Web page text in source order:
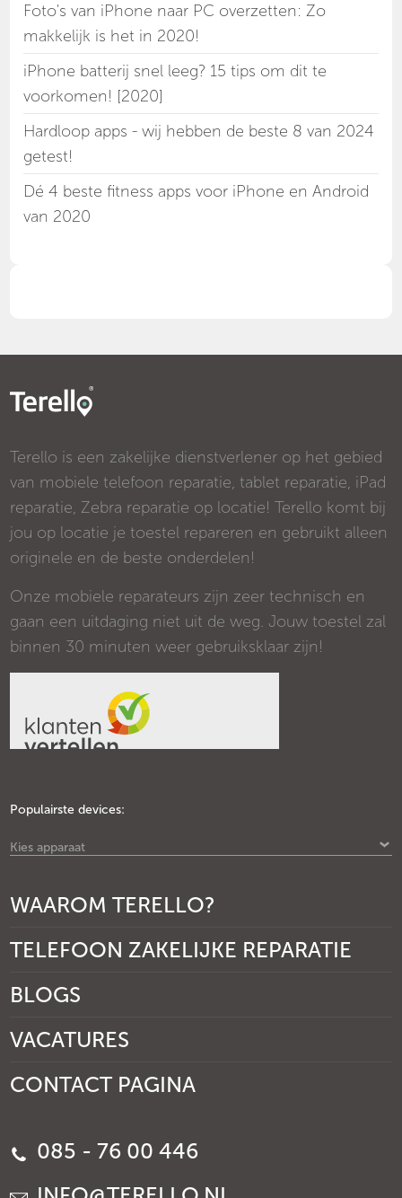
Foto's van iPhone naar PC overzetten: Zo
makkelijk is het in 2020!
iPhone batterij snel leeg? 15 tips om dit te
voorkomen! [2020]
Hardloop apps - wij hebben de beste 8 van 2024
getest!
Dé 4 beste fitness apps voor iPhone en Android
van 2020
Terello is een zakelijke dienstverlener op het gebied
van mobiele telefoon reparatie, tablet reparatie, iPad
reparatie, Zebra reparatie op locatie! Terello komt bij
jou op locatie je toestel repareren en gebruikt alleen
originele en de beste onderdelen!
Onze mobiele reparateurs zijn zeer technisch en
gaan een uitdaging niet uit de weg. Jouw toestel zal
binnen 30 minuten weer gebruiksklaar zijn!
Populairste devices:
Kies apparaat
WAAROM TERELLO?
TELEFOON ZAKELIJKE REPARATIE
BLOGS
VACATURES
CONTACT PAGINA
085 - 76 00 446